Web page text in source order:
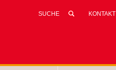
KONTAKT